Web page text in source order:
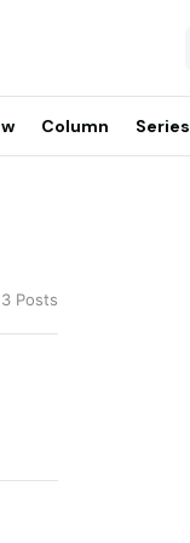
Column Series
Posts